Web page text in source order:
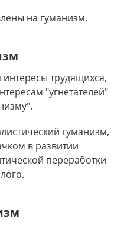
на гуманизм.
трудящихся,
"угнетателей"
гуманизм,
в развитии
переработки